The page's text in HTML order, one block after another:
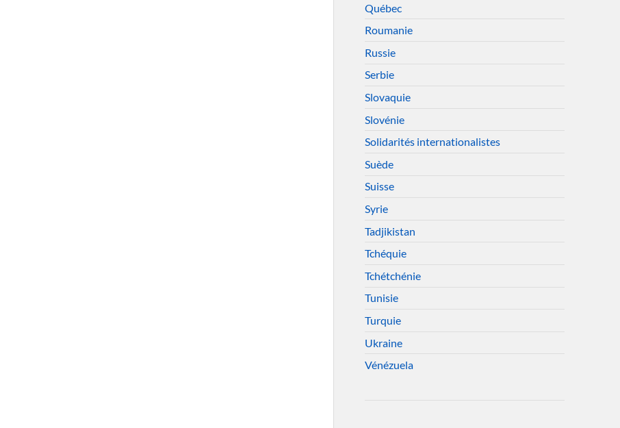
Québec
Roumanie
Russie
Serbie
Slovaquie
Slovénie
Solidarités internationalistes
Suède
Suisse
Syrie
Tadjikistan
Tchéquie
Tchétchénie
Tunisie
Turquie
Ukraine
Vénézuela